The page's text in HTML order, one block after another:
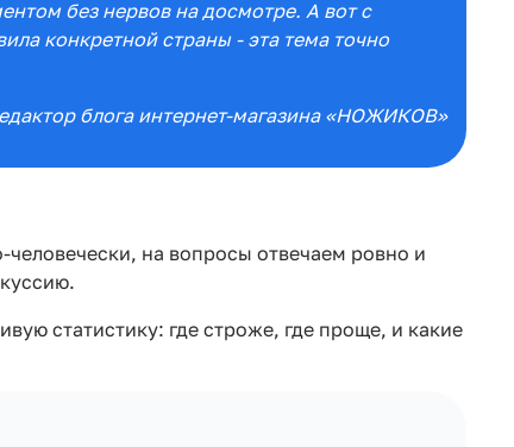
без нервов на досмотре. А вот с
конкретной страны - эта тема точно
блога интернет-магазина «НОЖИКОВ»
на вопросы отвечаем ровно и
статистику: где строже, где проще, и какие